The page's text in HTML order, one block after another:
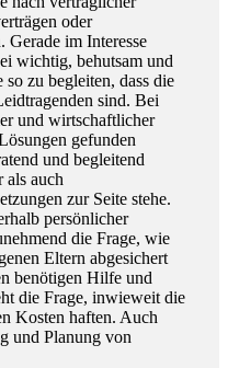
oder
Gerade im Interesse
wichtig, behutsam und
zu begleiten, dass die
sind. Bei
und wirtschaftlicher
gefunden
und begleitend
als auch
zur Seite stehe.
persönlicher
die Frage, wie
Eltern abgesichert
benötigen Hilfe und
die Frage, inwieweit die
Kosten haften. Auch
und Planung von